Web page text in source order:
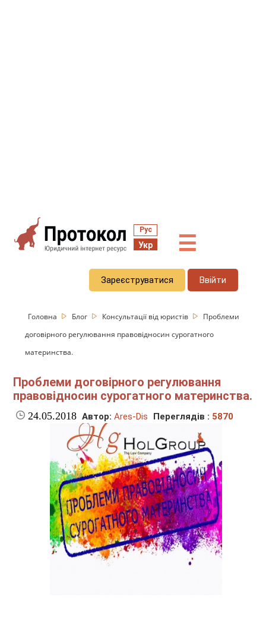
Рус
Укр ☰
Зареєструватися Ввійти
Головна Блог Консультації від юристів
Проблеми
договірного регулювання правовідносин сурогатного
материнства.
Проблеми договірного регулювання
правовідносин сурогатного материнства.
24.05.2018 Автор: Ares-Dis Переглядів : 5870